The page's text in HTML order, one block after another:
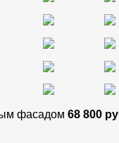
фасадом 68 800